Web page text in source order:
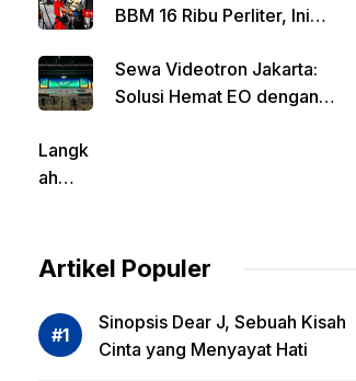
BBM 16 Ribu Perliter, Ini
Sewa Videotron Jakarta:
Solusi Hemat EO dengan
Langk
ah
dalam
si
Risiko
Artikel Populer
Sinopsis Dear J, Sebuah Kisah
Cinta yang Menyayat Hati